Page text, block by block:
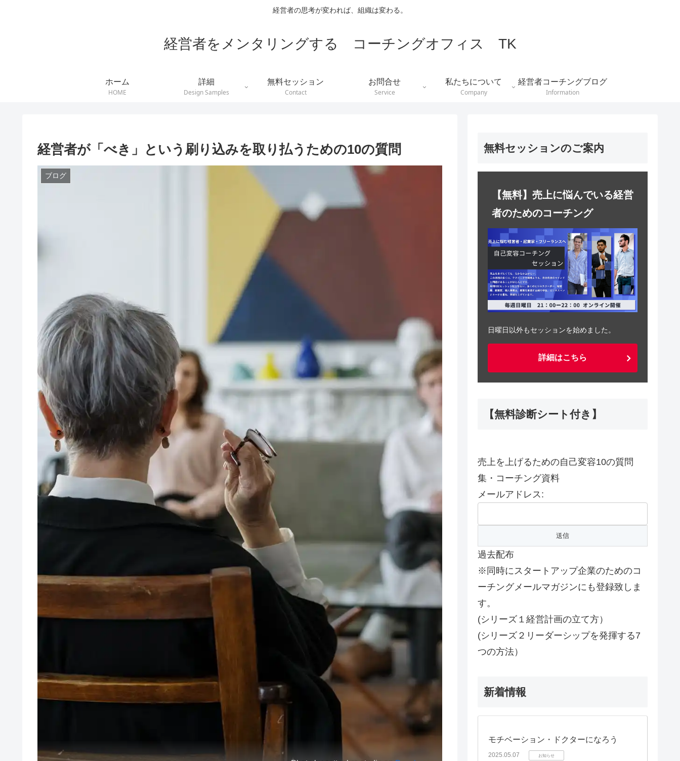
経営者の思考が変われば、組織は変わる。
経営者をメンタリングする コーチングオフィス TK
ホーム
HOME
詳細
Design Samples
無料セッション
Contact
お問合せ
Service
私たちについて
Company
経営者コーチングブログ
Information
経営者が「べき」という刷り込みを取り払うための10の質問
ブログ
無料セッションのご案内
【無料】売上に悩んでいる経営
者のためのコーチング
日曜日以外もセッションを始めました。
詳細はこちら
【無料診断シート付き】
売上を上げるための自己変容10の質問
集・コーチング資料
メールアドレス:
過去配布
※同時にスタートアップ企業のためのコ
ーチングメールマガジンにも登録致しま
す。
(シリーズ１経営計画の立て方）
(シリーズ２リーダーシップを発揮する7
つの方法）
新着情報
モチベーション・ドクターになろう
2025.05.07 お知らせ